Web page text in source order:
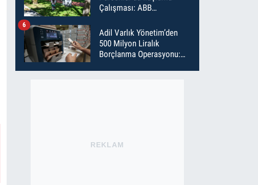
Çalışması: ABB
İlaçladı
Adil Varlık Yönetim’den
500 Milyon Liralık
Borçlanma Operasyonu:
6
REKLAM